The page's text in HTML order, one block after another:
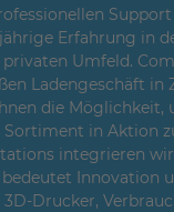
Erfahrung in
Umfeld.
Ladengeschäft in
die Möglichkeit,
in Aktion
integrieren
Innovation
Drucker,